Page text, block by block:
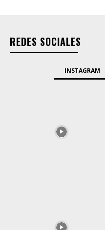
REDES SOCIALES
INSTAGRAM